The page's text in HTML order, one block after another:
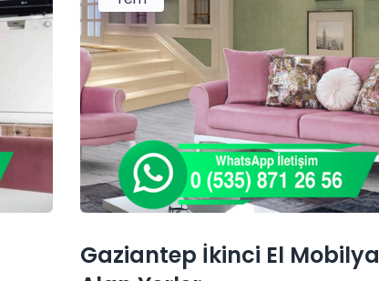
Gaziantep İkinci El Mobilya